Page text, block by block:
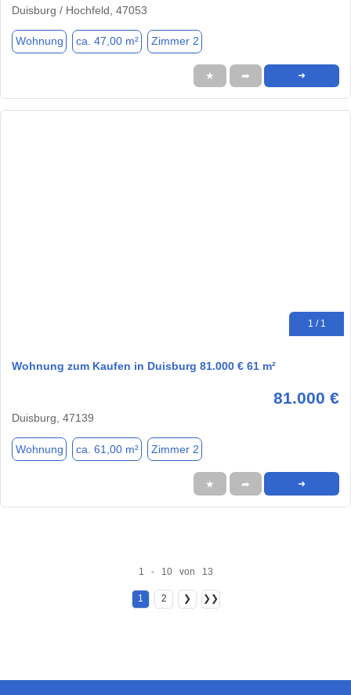
Duisburg / Hochfeld, 47053
Wohnung ca. 47,00 m² Zimmer 2
★ ➦ ➜
1 / 1
Wohnung zum Kaufen in Duisburg 81.000 € 61 m²
81.000 €
Duisburg, 47139
Wohnung ca. 61,00 m² Zimmer 2
★ ➦ ➜
1 - 10 von 13
1 2 ❯ ❯❯